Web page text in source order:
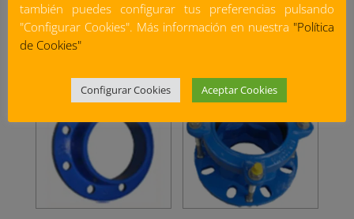
Bridad para soldar y
roscada
Bridas de doble cámara
para PE
también puedes configurar tus preferencias pulsando
"Configurar Cookies". Más información en nuestra "Política
de Cookies"
Configurar Cookies Aceptar Cookies